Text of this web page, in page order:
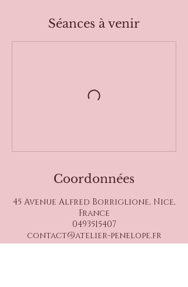
Séances à venir
Coordonnées
45 Avenue Alfred Borriglione, Nice,
France
0493515407
contact@atelier-penelope.fr